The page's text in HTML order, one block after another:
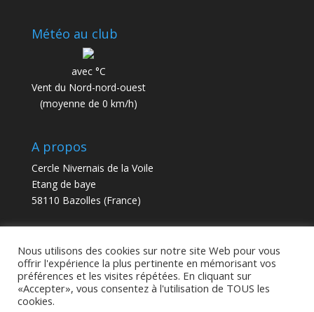
Météo au club
avec °C
Vent du Nord-nord-ouest
(moyenne de 0 km/h)
A propos
Cercle Nivernais de la Voile
Etang de baye
58110 Bazolles (France)
Nous utilisons des cookies sur notre site Web pour vous
offrir l'expérience la plus pertinente en mémorisant vos
préférences et les visites répétées. En cliquant sur
«Accepter», vous consentez à l'utilisation de TOUS les
cookies.